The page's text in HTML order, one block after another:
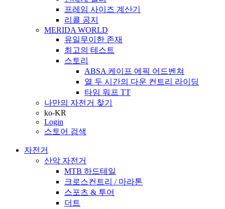
프레임 사이즈 계산기
리콜 공지
MERIDA WORLD
유일무이한 존재
최고의 테스트
스토리
ABSA 케이프 에픽 어드벤쳐
열 두 시간의 다운 컨트리 라이딩
타임 워프 TT
나만의 자전거 찾기
ko-KR
Login
스토어 검색
자전거
산악 자전거
MTB 하드테일
크로스컨트리 / 마라톤
스포츠 & 투어
더트